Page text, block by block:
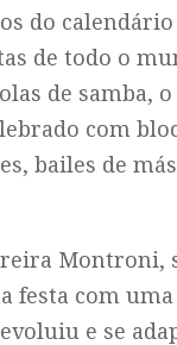
do
de todo o
de samba,
com
bailes de
Montroni,
festa com
e se